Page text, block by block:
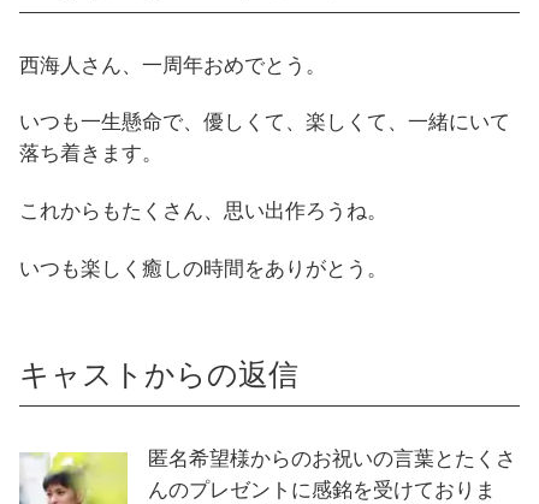
西海人さん、一周年おめでとう。
いつも一生懸命で、優しくて、楽しくて、一緒にいて
落ち着きます。
これからもたくさん、思い出作ろうね。
いつも楽しく癒しの時間をありがとう。
キャストからの返信
匿名希望様からのお祝いの言葉とたくさ
んのプレゼントに感銘を受けておりま